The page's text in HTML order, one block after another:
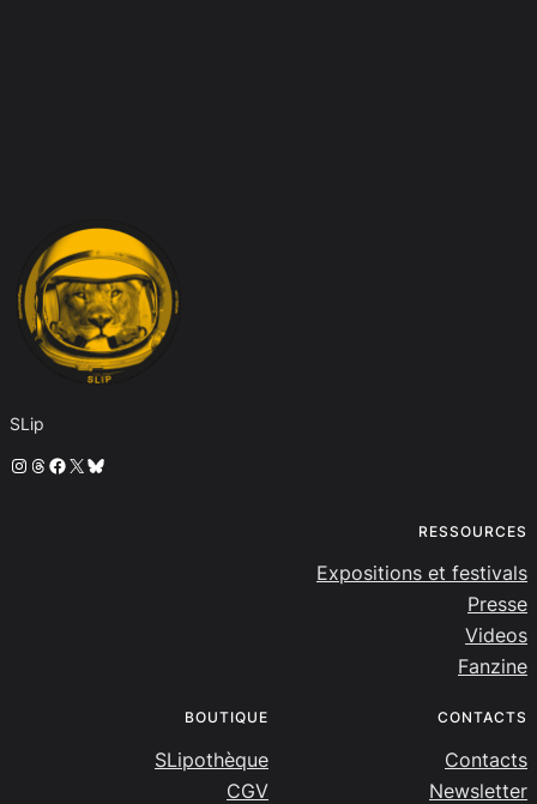
SLip
Instagram
Threads
Facebook
X Bluesky
RESSOURCES
Expositions et festivals
Presse
Videos
Fanzine
BOUTIQUE
SLipothèque
CGV
CONTACTS
Contacts
Newsletter